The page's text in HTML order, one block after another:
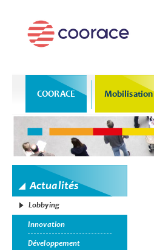
COORACE Mobilisation
Actualités
Lobbying
Innovation
Développement